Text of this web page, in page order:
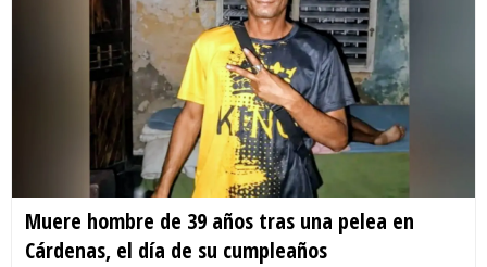
Muere hombre de 39 años tras una pelea en
Cárdenas, el día de su cumpleaños